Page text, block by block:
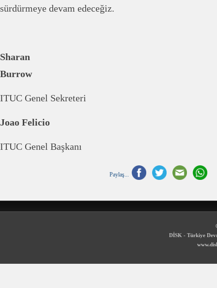
sürdürmeye devam edeceğiz.
Sharan
ITUC Genel Sekreteri
Joao Felicio
ITUC Genel Başkanı
Paylaş...
DİSK - Türkiye